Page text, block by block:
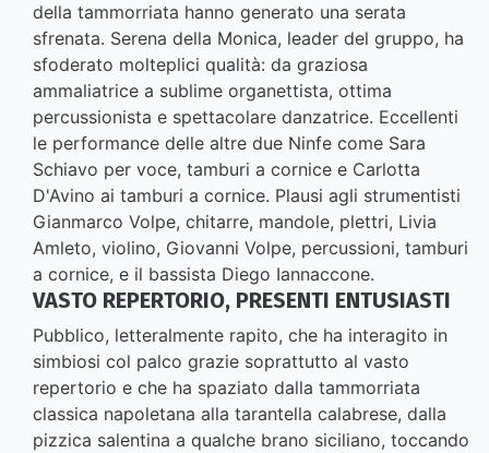
della tammorriata hanno generato una serata
sfrenata. Serena della Monica, leader del gruppo, ha
sfoderato molteplici qualità: da graziosa
ammaliatrice a sublime organettista, ottima
percussionista e spettacolare danzatrice. Eccellenti
le performance delle altre due Ninfe come Sara
Schiavo per voce, tamburi a cornice e Carlotta
D'Avino ai tamburi a cornice. Plausi agli strumentisti
Gianmarco Volpe, chitarre, mandole, plettri, Livia
Amleto, violino, Giovanni Volpe, percussioni, tamburi
a cornice, e il bassista Diego Iannaccone.
VASTO REPERTORIO, PRESENTI ENTUSIASTI
Pubblico, letteralmente rapito, che ha interagito in
simbiosi col palco grazie soprattutto al vasto
repertorio e che ha spaziato dalla tammorriata
classica napoletana alla tarantella calabrese, dalla
pizzica salentina a qualche brano siciliano, toccando